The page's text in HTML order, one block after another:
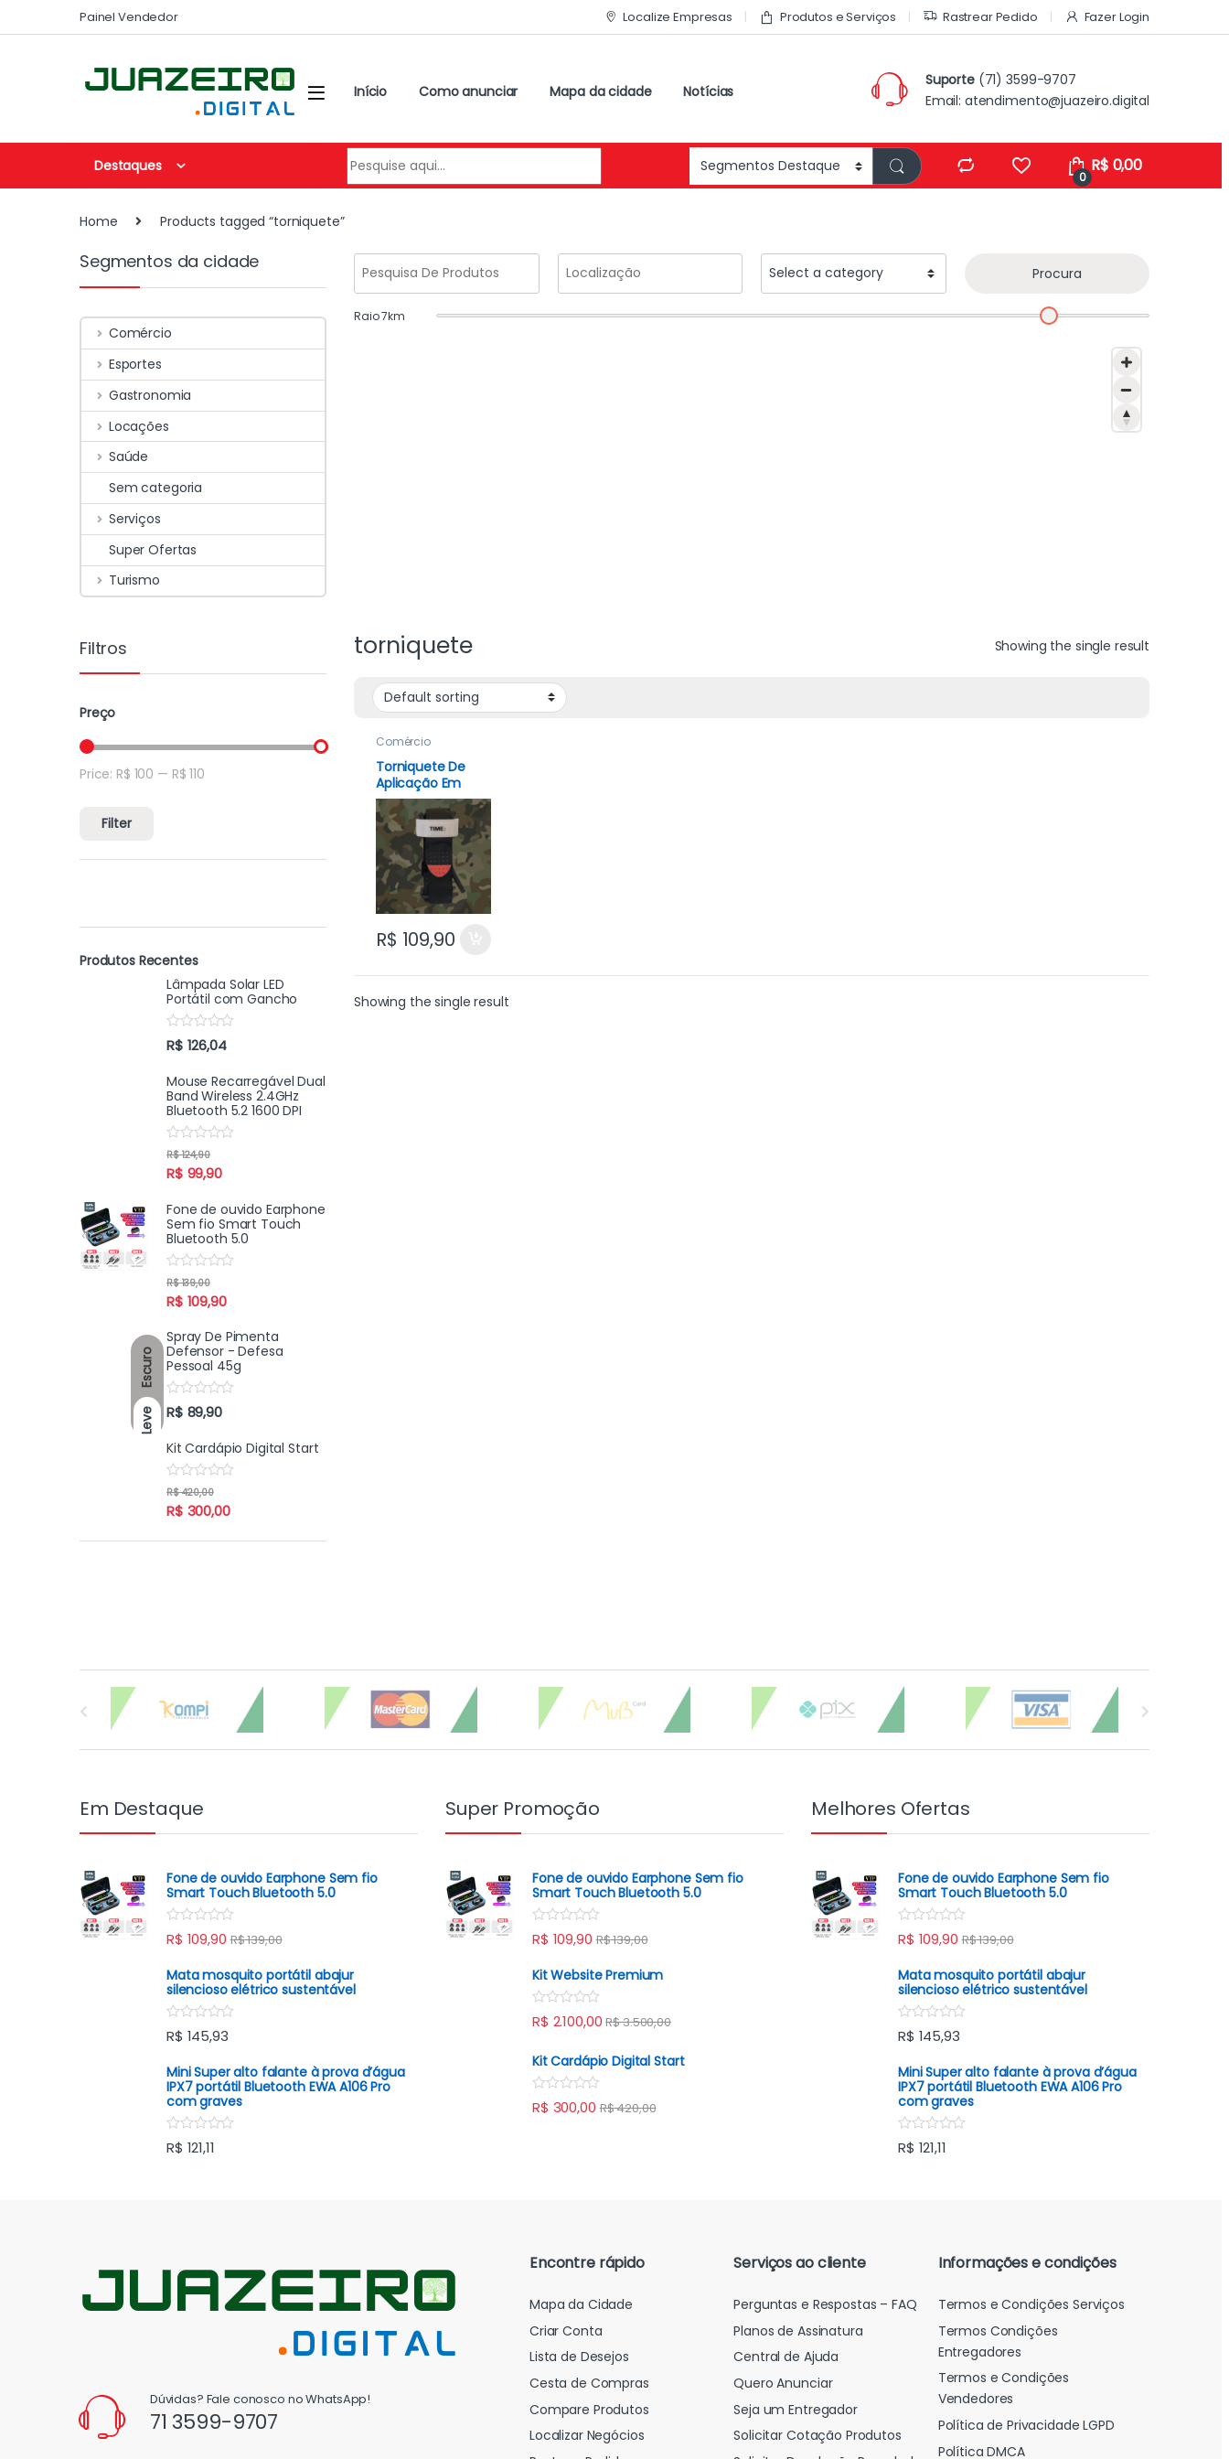
Escuro
Leve
Painel Vendedor Localize Empresas Produtos e Serviços Rastrear Pedido Fazer Login
Início Como anunciar Mapa da cidade Notícias
Suporte(71) 3599-9707
Email: atendimento@juazeiro.digital
Destaques
0
R$ 0,00
Home Products tagged “torniquete”
Procura
Raio7km
torniquete Showing the single result
Comércio
Torniquete De
Aplicação Em
Combate Aph
Tático Militar
R$ 109,90
Showing the single result
Segmentos da cidade
Comércio
Esportes
Gastronomia
Locações
Saúde
Sem categoria
Serviços
Super Ofertas
Turismo
Filtros
Preço
Filter
Price: R$ 100 — R$ 110
Produtos Recentes
Lâmpada Solar LED
Portátil com Gancho
R
a
e
d
0
o
u
t
o
f
5
R$ 126,04
Mouse Recarregável Dual
Band Wireless 2.4GHz
Bluetooth 5.2 1600 DPI
R
t
0
o
u
o
f
R$ 99,90
R$124,90
Fone de ouvido Earphone
Sem fio Smart Touch
Bluetooth 5.0
R
t
d
0
o
u
o
f
5
R$ 109,90
R$139,00
Spray De Pimenta
Defensor - Defesa
Pessoal 45g
R
a
e
0
u
t
R$ 89,90
Kit Cardápio Digital Start
R
t
d
R$ 300,00
R$420,00
Carrossel de Marcas
Em Destaque
Fone de ouvido Earphone Sem fio
Smart Touch Bluetooth 5.0
R
a
e
d
0
o
t
5
R$ 109,90 R$139,00
Mata mosquito portátil abajur
silencioso elétrico sustentável
R
a
e
d
0
o
u
t
o
R$ 145,93
Mini Super alto falante à prova d’água
IPX7 portátil Bluetooth EWA A106 Pro
com graves
R
a
f
R$ 121,11
Super Promoção
Fone de ouvido Earphone Sem fio
Smart Touch Bluetooth 5.0
R
a
e
0
u
f
R$ 109,90 R$139,00
Kit Website Premium
R
a
e
d
0
o
u
R$ 2.100,00 R$3.500,00
Kit Cardápio Digital Start
R
a
R$ 300,00 R$420,00
Melhores Ofertas
Fone de ouvido Earphone Sem fio
Smart Touch Bluetooth 5.0
R
a
e
d
0
o
t
5
R$ 109,90 R$139,00
Mata mosquito portátil abajur
silencioso elétrico sustentável
R
a
e
d
0
o
u
t
o
R$ 145,93
Mini Super alto falante à prova d’água
IPX7 portátil Bluetooth EWA A106 Pro
com graves
R
a
R$ 121,11
Dúvidas? Fale conosco no WhatsApp!
71 3599-9707
Encontre rápido
Mapa da Cidade
Criar Conta
Lista de Desejos
Cesta de Compras
Compare Produtos
Localizar Negócios
Serviços ao cliente
Perguntas e Respostas – FAQ
Planos de Assinatura
Central de Ajuda
Quero Anunciar
Seja um Entregador
Solicitar Cotação Produtos
Informações e condições
Termos e Condições Serviços
Termos Condições
Entregadores
Termos e Condições
Vendedores
Política de Privacidade LGPD
Política DMCA